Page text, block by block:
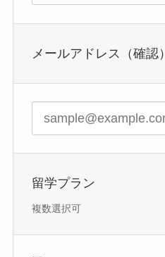
メールアドレス（確認）
留学プラン
複数選択可